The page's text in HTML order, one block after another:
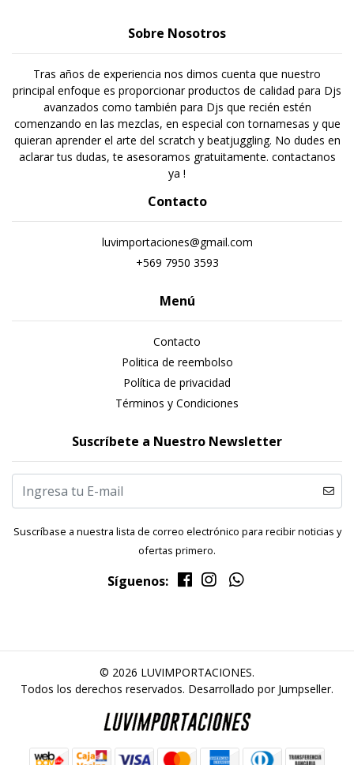
Sobre Nosotros
Tras años de experiencia nos dimos cuenta que nuestro
principal enfoque es proporcionar productos de calidad para Djs
avanzados como también para Djs que recién estén
comenzando en las mezclas, en especial con tornamesas y que
quieran aprender el arte del scratch y beatjuggling. No dudes en
aclarar tus dudas, te asesoramos gratuitamente. contactanos
ya !
Contacto
luvimportaciones@gmail.com
+569 7950 3593
Menú
Contacto
Politica de reembolso
Política de privacidad
Términos y Condiciones
Suscríbete a Nuestro Newsletter
Suscríbase a nuestra lista de correo electrónico para recibir noticias y
ofertas primero.
Síguenos:
© 2026 LUVIMPORTACIONES.
Todos los derechos reservados. Desarrollado por Jumpseller.